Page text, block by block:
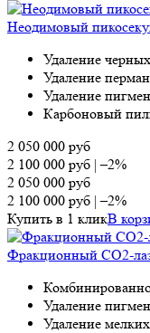
Неодимовый
Удаление
Удаление
Удаление
Карбоновый
2 050 000 руб
2 100 000 руб |–2%
2 050 000 руб
2 100 000 руб |–2%
Купить в 1 кликВ
Фракционный СО2-
Удаление
Удаление